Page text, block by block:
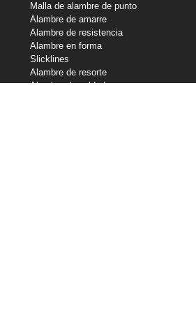
Malla de alambre de punto
Alambre de amarre
Alambre de resistencia
Alambre en forma
Slicklines
Alambre de resorte
Alambre de soldadura